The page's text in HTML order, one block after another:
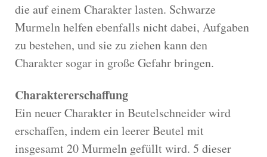
die auf einem Charakter lasten. Schwarze
Murmeln helfen ebenfalls nicht dabei, Aufgaben
zu bestehen, und sie zu ziehen kann den
Charakter sogar in große Gefahr bringen.
Charaktererschaffung
Ein neuer Charakter in Beutelschneider wird
erschaffen, indem ein leerer Beutel mit
insgesamt 20 Murmeln gefüllt wird. 5 dieser